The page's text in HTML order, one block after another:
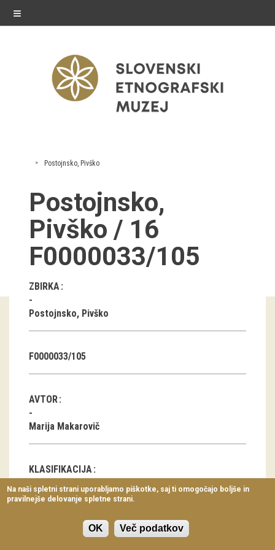
≡
razstave
Stalne razstave
Občasne razstave
Gostovanja
E-razstave
Virtualni sprehodi
Razstavni projekti
Arhiv razstav
dogodki
Koledar dogodkov
Predavanja
Delavnice
Vodeni ogledi
Postojnsko, Pivško
Postojnsko,
Pivško / 16
F0000033/105
ZBIRKA
Postojnsko, Pivško
F0000033/105
AVTOR
Marija Makarovič
KLASIFIKACIJA
Orodje za predelovanje pridelkov
Na naši spletni strani uporabljamo piškotke, saj ti omogočajo boljše in
pravilnejše delovanje spletne strani.
OK Več podatkov